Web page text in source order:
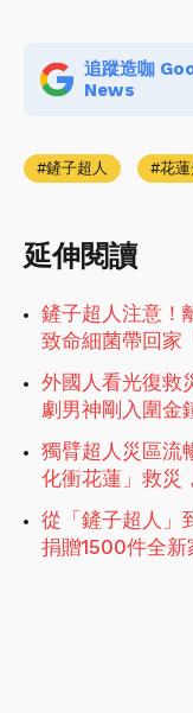
追蹤造咖
News
鏟子超人 花
延伸閱讀
鏟子超人注意！
致命細菌帶回家
外國人看光復救
劇男神剛入圍金
獨臂超人災區流
化衝花蓮」救災
從「鏟子超人」
捐贈1500件全新